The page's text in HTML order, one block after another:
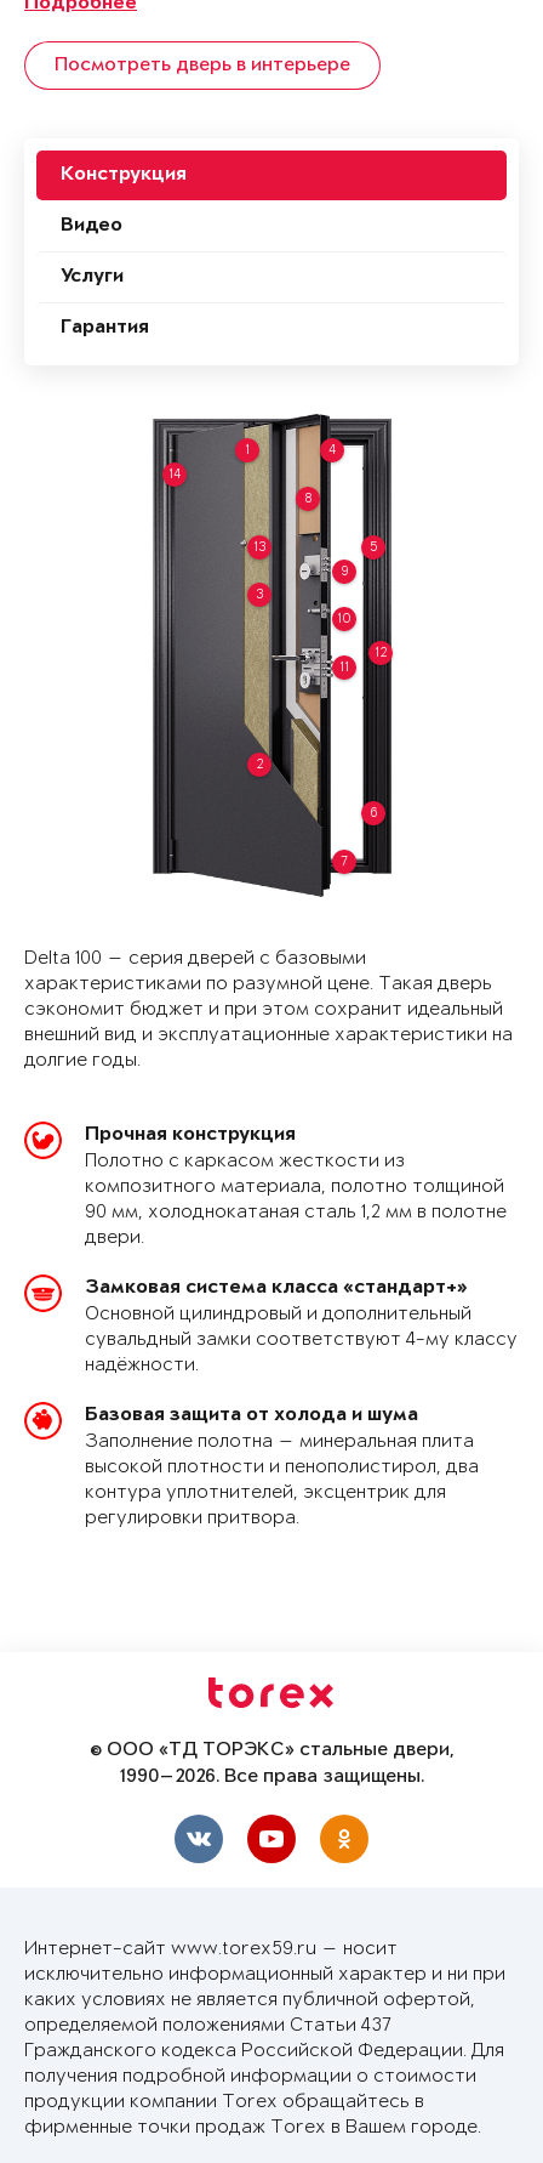
Подробнее
Посмотреть дверь в интерьере
Конструкция
Видео
Услуги
Гарантия
1
2
3
4
5
6
7
8
9
10
11
12
13
14
Delta 100 — серия дверей с базовыми
характеристиками по разумной цене. Такая дверь
сэкономит бюджет и при этом сохранит идеальный
внешний вид и эксплуатационные характеристики на
долгие годы.
Прочная конструкция
Полотно с каркасом жесткости из
композитного материала, полотно толщиной
90 мм, холоднокатаная сталь 1,2 мм в полотне
двери.
Замковая система класса «стандарт+»
Основной цилиндровый и дополнительный
сувальдный замки соответствуют 4-му классу
надёжности.
Базовая защита от холода и шума
Заполнение полотна — минеральная плита
высокой плотности и пенополистирол, два
контура уплотнителей, эксцентрик для
регулировки притвора.
© ООО «ТД ТОРЭКС» стальные двери,
1990—2026. Все права защищены.
Интернет-сайт www.torex59.ru — носит
исключительно информационный характер и ни при
каких условиях не является публичной офертой,
определяемой положениями Статьи 437
Гражданского кодекса Российской Федерации. Для
получения подробной информации о стоимости
продукции компании Torex обращайтесь в
фирменные точки продаж Torex в Вашем городе.